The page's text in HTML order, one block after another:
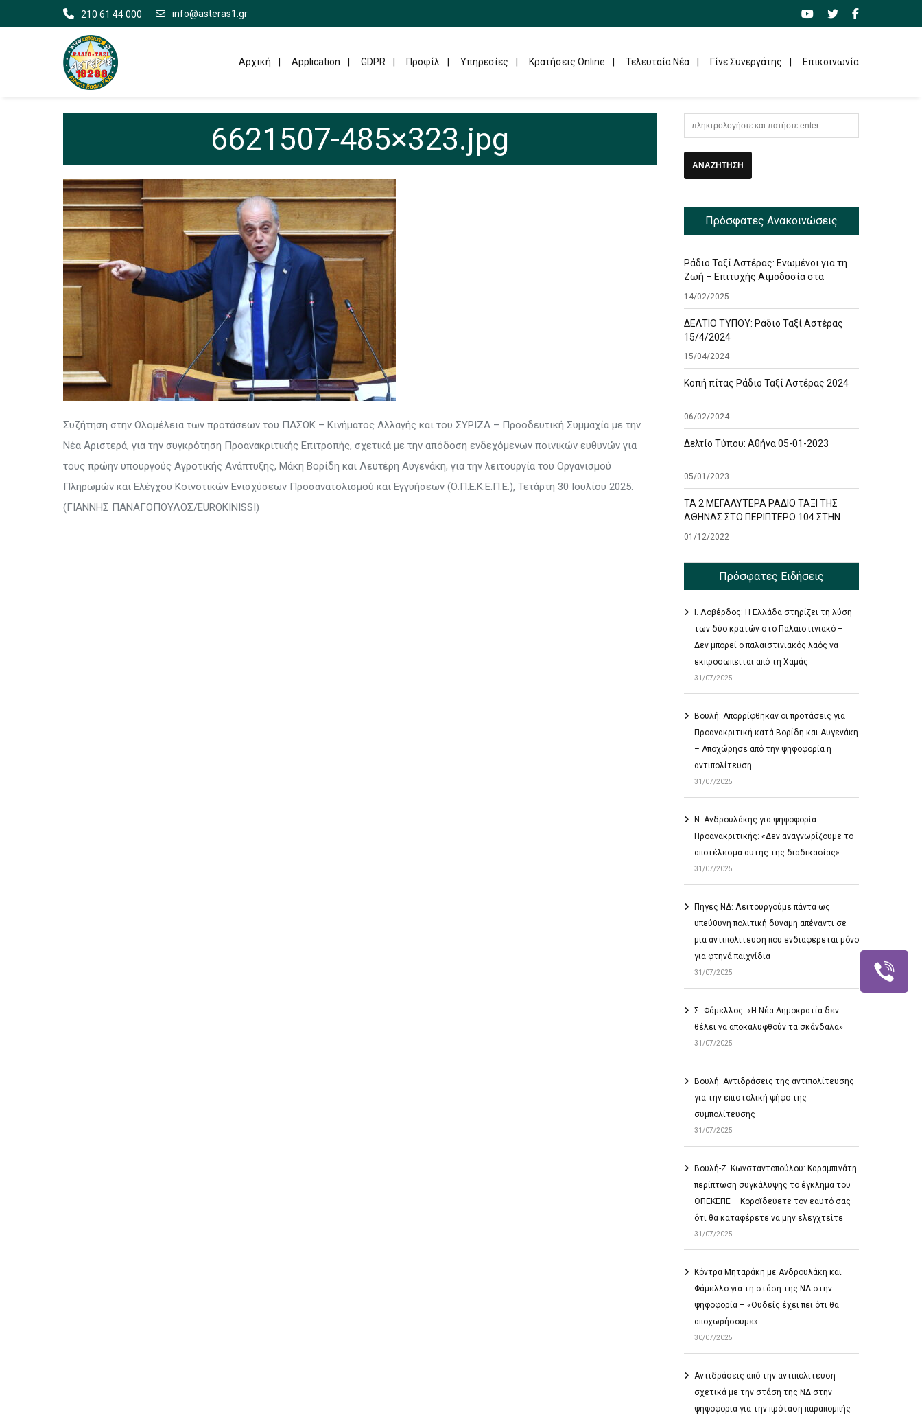
210 61 44 000 info@asteras1.gr
Αρχική Application GDPR Προφίλ Υπηρεσίες Κρατήσεις Online Τελευταία Νέα Γίνε Συνεργάτης Επικοινωνία
6621507-485×323.jpg
Συζήτηση στην Ολομέλεια των προτάσεων του ΠΑΣΟΚ – Κινήματος Αλλαγής και του ΣΥΡΙΖΑ – Προοδευτική Συμμαχία με την
Νέα Αριστερά, για την συγκρότηση Προανακριτικής Επιτροπής, σχετικά με την απόδοση ενδεχόμενων ποινικών ευθυνών για
τους πρώην υπουργούς Αγροτικής Ανάπτυξης, Μάκη Βορίδη και Λευτέρη Αυγενάκη, για την λειτουργία του Οργανισμού
Πληρωμών και Ελέγχου Κοινοτικών Ενισχύσεων Προσανατολισμού και Εγγυήσεων (Ο.Π.Ε.Κ.Ε.Π.Ε.), Τετάρτη 30 Ιουλίου 2025.
(ΓΙΑΝΝΗΣ ΠΑΝΑΓΟΠΟΥΛΟΣ/EUROKINISSI)
Πρόσφατες Ανακοινώσεις
Ράδιο Ταξί Αστέρας: Ενωμένοι για τη
Ζωή – Επιτυχής Αιμοδοσία στα
14/02/2025
ΔΕΛΤΙΟ ΤΥΠΟΥ: Ράδιο Ταξί Αστέρας
15/4/2024
15/04/2024
Κοπή πίτας Ράδιο Ταξί Αστέρας 2024
06/02/2024
Δελτίο Τύπου: Αθήνα 05-01-2023
05/01/2023
ΤΑ 2 ΜΕΓΑΛΥΤΕΡΑ ΡΑΔΙΟ ΤΑΞΙ ΤΗΣ
ΑΘΗΝΑΣ ΣΤΟ ΠΕΡΙΠΤΕΡΟ 104 ΣΤΗΝ
01/12/2022
Πρόσφατες Ειδήσεις
Ι. Λοβέρδος: Η Ελλάδα στηρίζει τη λύση
των δύο κρατών στο Παλαιστινιακό –
Δεν μπορεί ο παλαιστινιακός λαός να
εκπροσωπείται από τη Χαμάς
31/07/2025
Βουλή: Απορρίφθηκαν οι προτάσεις για
Προανακριτική κατά Βορίδη και Αυγενάκη
– Αποχώρησε από την ψηφοφορία η
αντιπολίτευση
31/07/2025
Ν. Ανδρουλάκης για ψηφοφορία
Προανακριτικής: «Δεν αναγνωρίζουμε το
αποτέλεσμα αυτής της διαδικασίας»
31/07/2025
Πηγές ΝΔ: Λειτουργούμε πάντα ως
υπεύθυνη πολιτική δύναμη απέναντι σε
μια αντιπολίτευση που ενδιαφέρεται μόνο
για φτηνά παιχνίδια
31/07/2025
Σ. Φάμελλος: «Η Νέα Δημοκρατία δεν
θέλει να αποκαλυφθούν τα σκάνδαλα»
31/07/2025
Βουλή: Αντιδράσεις της αντιπολίτευσης
για την επιστολική ψήφο της
συμπολίτευσης
31/07/2025
Βουλή-Ζ. Κωνσταντοπούλου: Καραμπινάτη
περίπτωση συγκάλυψης το έγκλημα του
ΟΠΕΚΕΠΕ – Κοροϊδεύετε τον εαυτό σας
ότι θα καταφέρετε να μην ελεγχτείτε
31/07/2025
Κόντρα Μηταράκη με Ανδρουλάκη και
Φάμελλο για τη στάση της ΝΔ στην
ψηφοφορία – «Ουδείς έχει πει ότι θα
αποχωρήσουμε»
30/07/2025
Αντιδράσεις από την αντιπολίτευση
σχετικά με την στάση της ΝΔ στην
ψηφοφορία για την πρόταση παραπομπής